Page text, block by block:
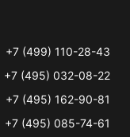
+7 (499) 110-28-43
+7 (495) 032-08-22
+7 (495) 162-90-81
+7 (495) 085-74-61